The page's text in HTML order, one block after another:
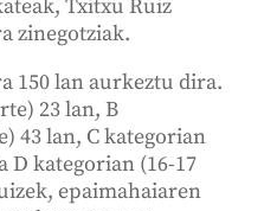
Txitxu Ruiz
zinegotziak.
150 lan aurkeztu dira.
23 lan, B
43 lan, C kategorian
D kategorian (16-17
epaimahaiaren